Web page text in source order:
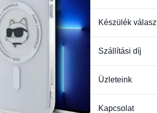
Készülék
Szállítási díj
Üzleteink
Kapcsolat